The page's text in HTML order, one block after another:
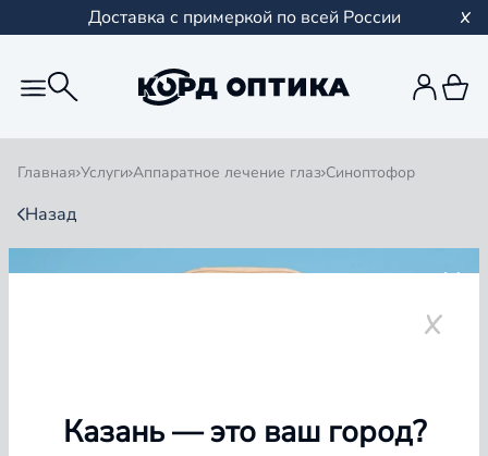
Доставка с примеркой по всей России
Главная Услуги Аппаратное лечение глаз Синоптофор
Назад
СИНОПТОФОР
Казань— это ваш город?